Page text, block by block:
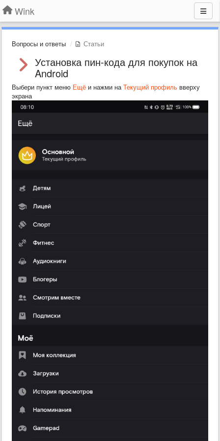
Wink
Вопросы и ответы Статьи
Установка пин-кода для покупок на
Android
Выбери пункт меню Ещё и нажми наТекущий профиль вверху
экрана